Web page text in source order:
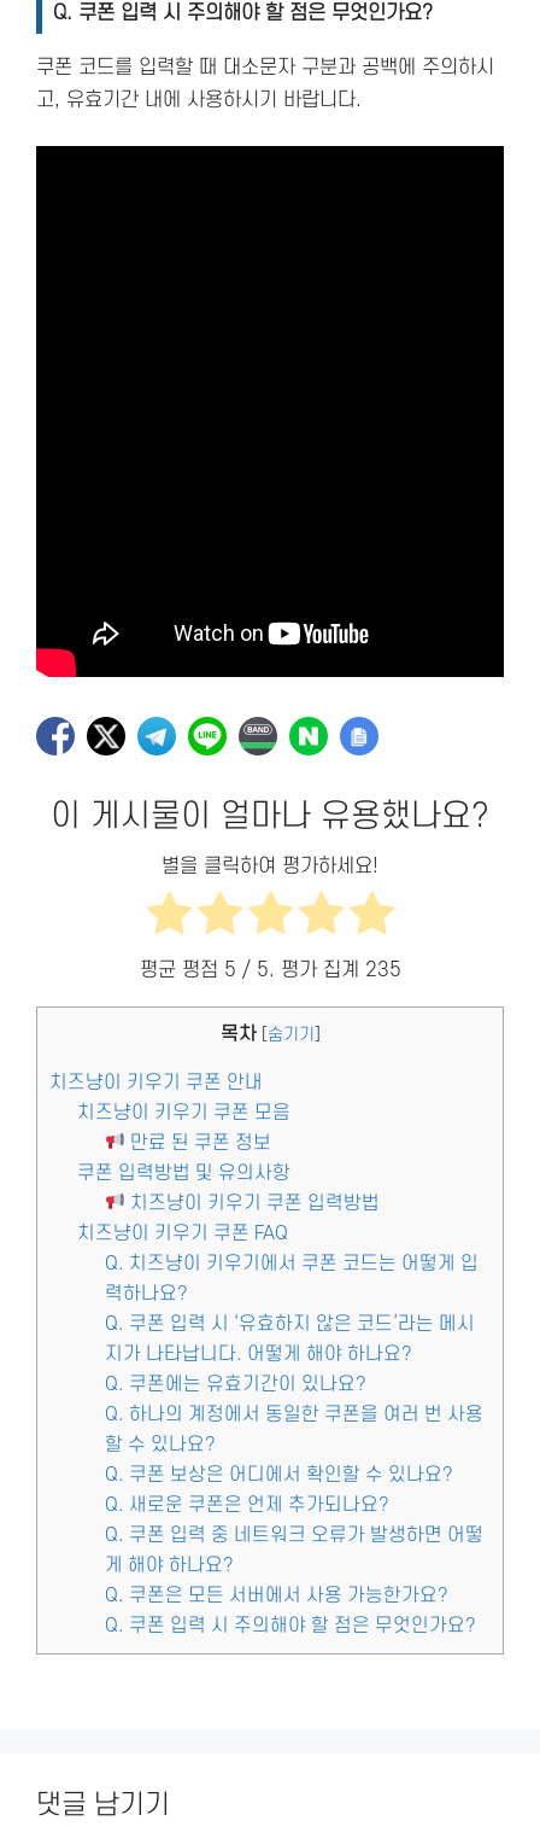
Q. 쿠폰 입력 시 주의해야 할 점은 무엇인가요?
쿠폰 코드를 입력할 때 대소문자 구분과 공백에 주의하시
고, 유효기간 내에 사용하시기 바랍니다.
이 게시물이 얼마나 유용했나요?
별을 클릭하여 평가하세요!
평균 평점 5 / 5. 평가 집계 235
목차 숨기기
치즈냥이 키우기 쿠폰 안내
치즈냥이 키우기 쿠폰 모음
만료 된 쿠폰 정보
쿠폰 입력방법 및 유의사항
치즈냥이 키우기 쿠폰 입력방법
치즈냥이 키우기 쿠폰 FAQ
Q. 치즈냥이 키우기에서 쿠폰 코드는 어떻게 입
력하나요?
Q. 쿠폰 입력 시 ‘유효하지 않은 코드’라는 메시
지가 나타납니다. 어떻게 해야 하나요?
Q. 쿠폰에는 유효기간이 있나요?
Q. 하나의 계정에서 동일한 쿠폰을 여러 번 사용
할 수 있나요?
Q. 쿠폰 보상은 어디에서 확인할 수 있나요?
Q. 새로운 쿠폰은 언제 추가되나요?
Q. 쿠폰 입력 중 네트워크 오류가 발생하면 어떻
게 해야 하나요?
Q. 쿠폰은 모든 서버에서 사용 가능한가요?
Q. 쿠폰 입력 시 주의해야 할 점은 무엇인가요?
댓글 남기기